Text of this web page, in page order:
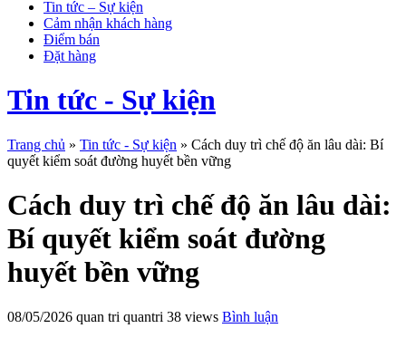
Tin tức – Sự kiện
Cảm nhận khách hàng
Điểm bán
Đặt hàng
Tin tức - Sự kiện
Trang chủ » Tin tức - Sự kiện » Cách duy trì chế độ ăn lâu dài: Bí
quyết kiểm soát đường huyết bền vững
Cách duy trì chế độ ăn lâu dài:
Bí quyết kiểm soát đường
huyết bền vững
08/05/2026 quan tri quantri 38 views Bình luận